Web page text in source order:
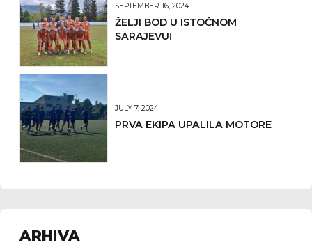
SEPTEMBER 16, 2024
ŽELJI BOD U ISTOČNOM
SARAJEVU!
JULY 7, 2024
PRVA EKIPA UPALILA MOTORE
ARHIVA